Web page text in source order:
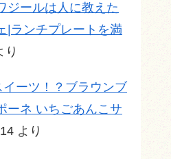
ジールは人に教えた
|ランチプレートを満
り
ーツ！？ブラウンブ
ーネ いちごあんこサ
より